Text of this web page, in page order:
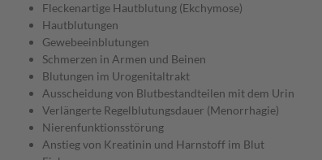
Fleckenartige Hautblutung (Ekchymose)
Hautblutungen
Gewebeeinblutungen
Schmerzen in Armen und Beinen
Blutungen im Urogenitaltrakt
Ausscheidung von Blutbestandteilen mit dem Urin
Verlängerte Regelblutungsdauer (Menorrhagie)
Nierenfunktionsstörung
Anstieg von Kreatinin und Harnstoff im Blut